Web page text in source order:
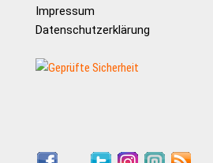
Impressum
Datenschutzerklärung